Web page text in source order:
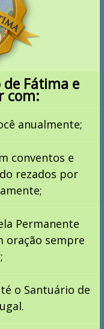
Fátima e
com:
anualmente;
conventos e
rezados por
Permanente
oração sempre
o Santuário de